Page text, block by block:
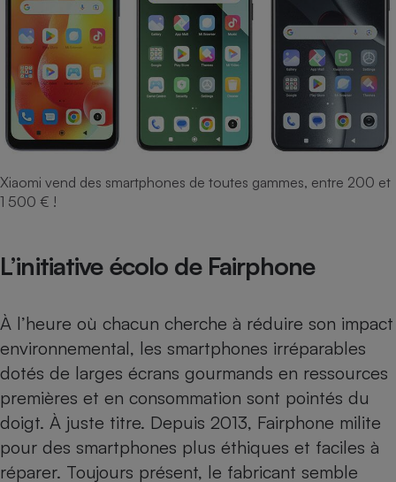
Xiaomi vend des smartphones de toutes gammes, entre 200 et
1 500 € !
L’initiative écolo de Fairphone
À l’heure où chacun cherche à réduire son impact
environnemental, les smartphones irréparables
dotés de larges écrans gourmands en ressources
premières et en consommation sont pointés du
doigt. À juste titre. Depuis 2013, Fairphone milite
pour des smartphones plus éthiques et faciles à
réparer. Toujours présent, le fabricant semble